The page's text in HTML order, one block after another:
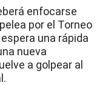
enfocarse
por el Torneo
una rápida
nueva
a golpear al